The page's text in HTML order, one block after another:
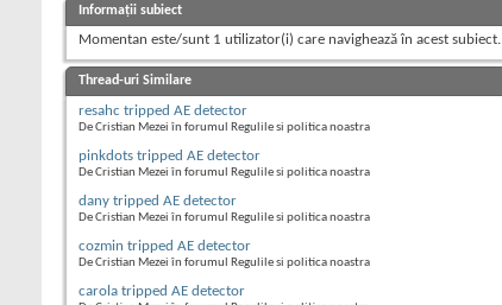
Informații subiect
Momentan este/sunt 1 utilizator(i) care navighează în acest subiect.
Thread-uri Similare
resahc tripped AE detector
De Cristian Mezei în forumul Regulile si politica noastra
pinkdots tripped AE detector
De Cristian Mezei în forumul Regulile si politica noastra
dany tripped AE detector
De Cristian Mezei în forumul Regulile si politica noastra
cozmin tripped AE detector
De Cristian Mezei în forumul Regulile si politica noastra
carola tripped AE detector